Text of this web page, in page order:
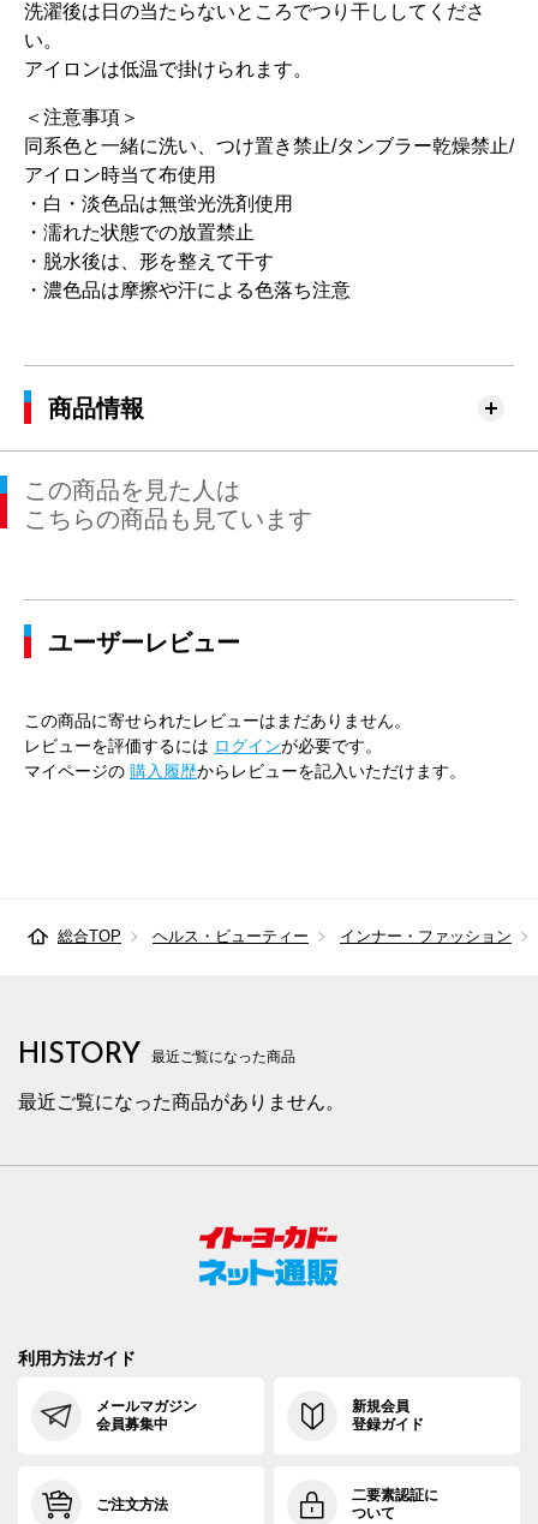
洗濯後は日の当たらないところでつり干ししてくださ
い。
アイロンは低温で掛けられます。
＜注意事項＞
同系色と一緒に洗い、つけ置き禁止/タンブラー乾燥禁止/
アイロン時当て布使用
・白・淡色品は無蛍光洗剤使用
・濡れた状態での放置禁止
・脱水後は、形を整えて干す
・濃色品は摩擦や汗による色落ち注意
商品情報
この商品を見た人は
こちらの商品も見ています
ユーザーレビュー
この商品に寄せられたレビューはまだありません。
レビューを評価するには ログインが必要です。
マイページの 購入履歴からレビューを記入いただけます。
総合TOP ヘルス・ビューティー インナー・ファッション
HISTORY 最近ご覧になった商品
最近ご覧になった商品がありません。
利用方法ガイド
メールマガジン
会員募集中
新規会員
登録ガイド
ご注文方法
二要素認証に
ついて